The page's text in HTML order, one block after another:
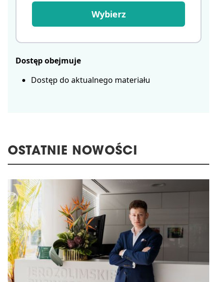
Wybierz
Dostęp obejmuje
Dostęp do aktualnego materiału
OSTATNIE NOWOŚCI